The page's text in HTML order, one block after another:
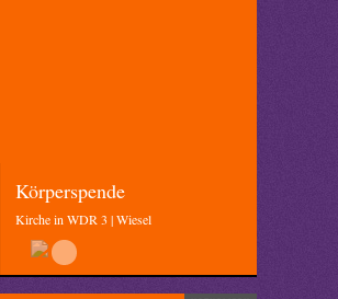
Körperspende
Kirche in WDR 3 | Wiesel